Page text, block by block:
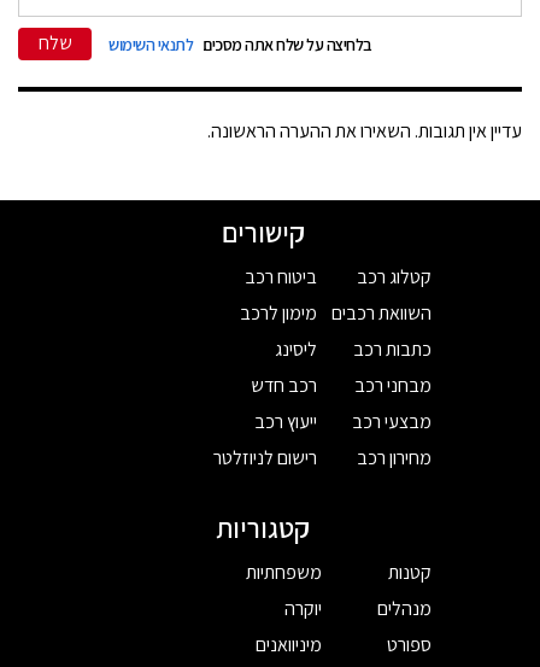
בלחיצה על שלח אתה מסכים לתנאי השימוש שלח
עדיין אין תגובות. השאירו את ההערה הראשונה.
קישורים
קטלוג רכב
השוואת רכבים
כתבות רכב
מבחני רכב
מבצעי רכב
מחירון רכב
ביטוח רכב
מימון לרכב
ליסינג
רכב חדש
ייעוץ רכב
רישום לניוזלטר
קטגוריות
קטנות
מנהלים
ספורט
משפחתיות
יוקרה
מיניוואנים